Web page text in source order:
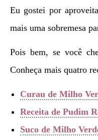
Eu gostei por
mais uma sobremesa
Pois bem, se você
Conheça mais quatro
Curau de Milho
Receita de Pudim
Suco de Milho